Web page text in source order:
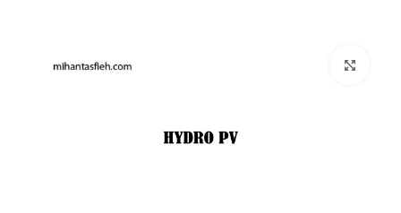
بزرگنمایی تصویر